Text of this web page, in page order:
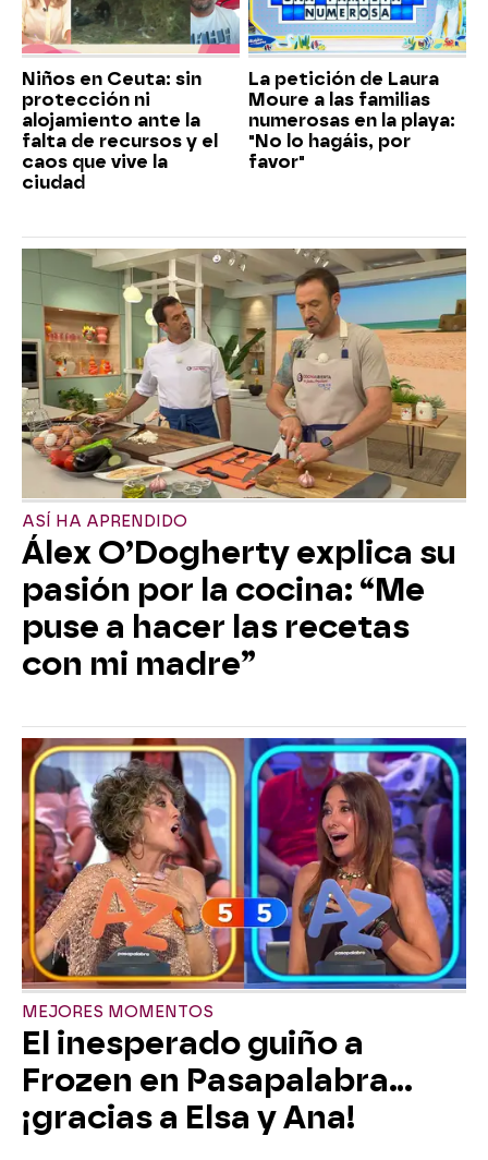
Niños en Ceuta: sin
protección ni
alojamiento ante la
falta de recursos y el
caos que vive la
ciudad
La petición de Laura
Moure a las familias
numerosas en la playa:
"No lo hagáis, por
favor"
ASÍ HA APRENDIDO
Álex O’Dogherty explica su
pasión por la cocina: “Me
puse a hacer las recetas
con mi madre”
MEJORES MOMENTOS
El inesperado guiño a
Frozen en Pasapalabra…
¡gracias a Elsa y Ana!